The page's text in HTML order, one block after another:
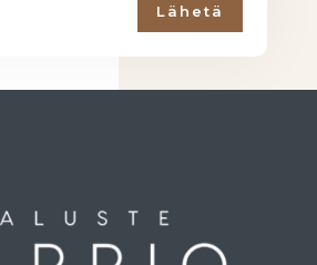
Lähetä